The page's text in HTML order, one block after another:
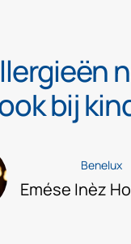
bij
Benelux
Emése Inèz